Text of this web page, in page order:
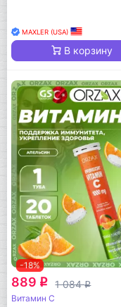
MAXLER (USA)
В корзину
-18%
889 q 1 084q
Витамин C